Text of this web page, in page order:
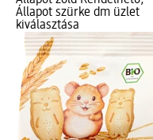
Állapot szürke dm üzlet
kiválasztása